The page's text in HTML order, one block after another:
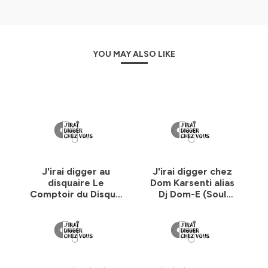
principalement de la région Occitanie, mais le devoir de
_________________________________________
_________________________________________
le partager autour de vous!
Il est présent sur différentes plateformes d'écoute:
YOU MAY ALSO LIKE
J'irai digger au
disquaire Le
Comptoir du Disque
J'irai digger chez
Dom Karsenti alias
Dj Dom-E (Soul
Records/Les Rivals)